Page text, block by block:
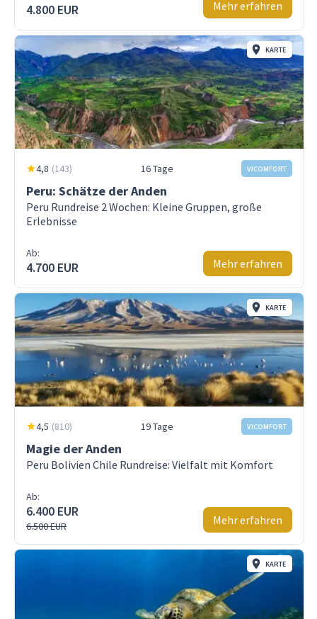
4.800 EUR Mehr erfahren
KARTE
4,8 (143) 16 Tage VICOMFORT
Peru: Schätze der Anden
Peru Rundreise 2 Wochen: Kleine Gruppen, große
Erlebnisse
Ab:
4.700 EUR Mehr erfahren
KARTE
4,5 (810) 19 Tage VICOMFORT
Magie der Anden
Peru Bolivien Chile Rundreise: Vielfalt mit Komfort
Ab:
6.400 EUR
6.500 EUR Mehr erfahren
KARTE